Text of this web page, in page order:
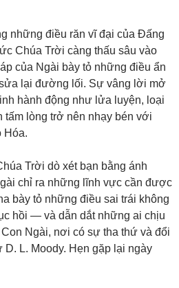
những điều răn vĩ đại của Đấng
Chúa Trời càng thấu sâu vào
của Ngài bày tỏ những điều ẩn
lại đường lối. Sự vâng lời mở
hành động như lửa luyện, loại
tấm lòng trở nên nhạy bén với
Hóa.
Trời dò xét bạn bằng ánh
chỉ ra những lĩnh vực cần được
bày tỏ những điều sai trái không
hồi — và dẫn dắt những ai chịu
Ngài, nơi có sự tha thứ và đổi
L. Moody. Hẹn gặp lại ngày